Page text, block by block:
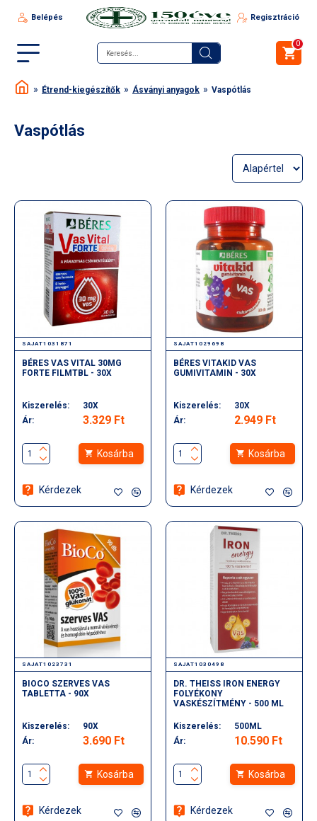
Belépés Regisztráció
0
Étrend-kiegészítők Ásványi anyagok Vaspótlás
Vaspótlás
SAJAT1031871
BÉRES VAS VITAL 30MG
FORTE FILMTBL - 30X
Kiszerelés:
30X
Ár:
3.329 Ft
Kosárba
Kérdezek
SAJAT1029698
BÉRES VITAKID VAS
GUMIVITAMIN - 30X
Kiszerelés:
30X
Ár:
2.949 Ft
Kosárba
Kérdezek
SAJAT1023731
BIOCO SZERVES VAS
TABLETTA - 90X
Kiszerelés:
90X
Ár:
3.690 Ft
Kosárba
Kérdezek
SAJAT1030498
DR. THEISS IRON ENERGY
FOLYÉKONY
VASKÉSZÍTMÉNY - 500 ML
Kiszerelés:
500ML
Ár:
10.590 Ft
Kosárba
Kérdezek